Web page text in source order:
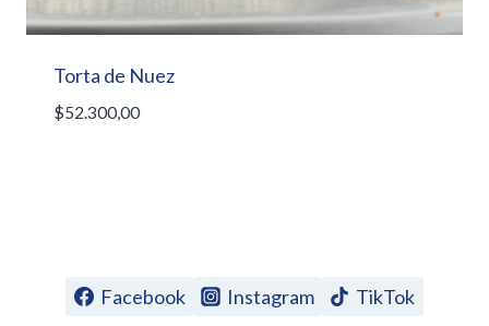
Torta de Nuez
$52.300,00
Facebook Instagram TikTok